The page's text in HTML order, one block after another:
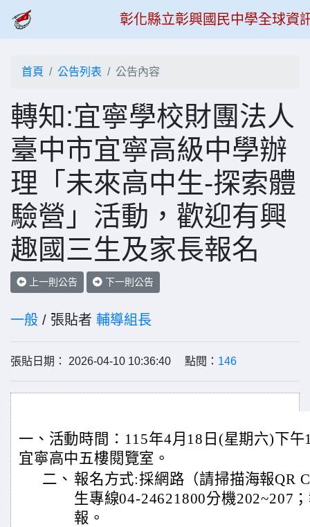
彰化縣立彰興國民中學全球資
首頁 公告列表 公告內容
轉知:宜寧學校財團法人
臺中市宜寧高級中學辦
理「未來高中生-探索體
驗營」活動，歡迎有興
趣國三生及家長報名
上一則公告 下一則公告
一般 / 張貼者 輔導組長
張貼日期： 2026-04-10 10:36:40 點閱： 146
一、活動時間：115年4月18日(星期六)下
宜寧高中五樓閱覽室。
二、 報名方式:採網路（請掃描海報QR
生專線04-24621800分機202~207
報。